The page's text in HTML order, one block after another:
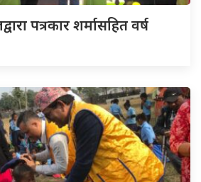
पत्रकार शर्मासहित वर्ष